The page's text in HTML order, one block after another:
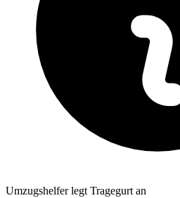
Umzugshelfer legt Tragegurt an